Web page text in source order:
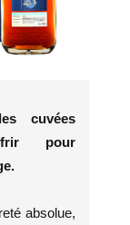
cuvées
pour
absolue,